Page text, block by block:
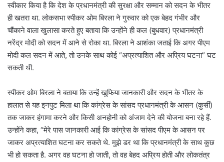
स्वीकार किया है कि देश के प्रधानमंत्री की सुरक्षा और सम्मान को सदन के भीतर
ही खतरा था. लोकसभा स्पीकर ओम बिरला ने गुरुवार को एक बेहद गंभीर और
चौंकाने वाला खुलासा करते हुए बताया कि उन्होंने ही कल (बुधवार) प्रधानमंत्री
नरेंद्र मोदी को सदन में आने से रोका था. बिरला ने आशंका जताई कि अगर पीएम
मोदी कल सदन में आते, तो उनके साथ कोई “अप्रत्याशित और अप्रिय घटना” घट
सकती थी.
स्पीकर ओम बिरला ने बताया कि उन्हें खुफिया जानकारी और सदन के भीतर के
हालात से यह इनपुट मिला था कि कांग्रेस के सांसद प्रधानमंत्री के आसन (कुर्सी)
तक जाकर हंगामा करने और किसी अनहोनी को अंजाम देने की योजना बना रहे हैं.
उन्होंने कहा, “मेरे पास जानकारी आई कि कांग्रेस के सांसद पीएम के आसन पर
जाकर अप्रत्याशित घटना कर सकते थे. मुझे डर था कि प्रधानमंत्री के साथ कुछ
भी हो सकता है. अगर वह घटना हो जाती, तो वह बेहद अप्रिय होती और लोकतंत्र